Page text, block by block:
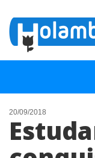
NOTÍCIAS
LISTA DIGITAL
20/09/2018